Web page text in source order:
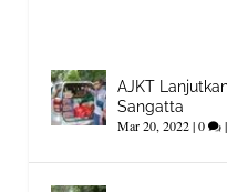
AJKT
Sangatta
Mar 20, 2022|0